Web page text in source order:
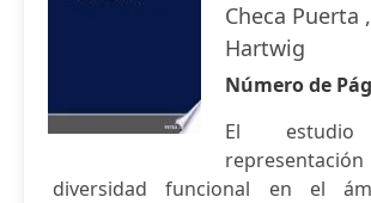
Checa Puerta
Hartwig
Número de
El
diversidad funcional en el